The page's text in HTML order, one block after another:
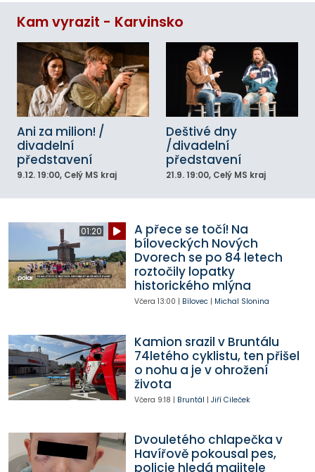
Kam vyrazit - Karvinsko
Ani za milion! /
divadelní
představení
9.12. 19:00, Celý MS kraj
Deštivé dny
/divadelní
představení
21.9. 19:00, Celý MS kraj
01:20
A přece se točí! Na
bíloveckých Nových
Dvorech se po 84 letech
roztočily lopatky
historického mlýna
Včera 13:00 | Bílovec| Michal Slonina
Kamion srazil v Bruntálu
74letého cyklistu, ten přišel
o nohu a je v ohrožení
života
Včera 9:18 | Bruntál | Jiří Cileček
Dvouletého chlapečka v
Havířově pokousal pes,
policie hledá majitele